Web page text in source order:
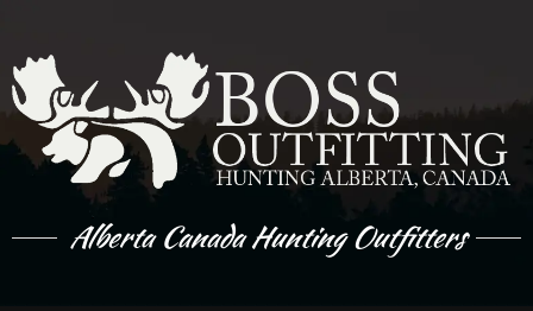
Alberta Canada Hunting Outfitters